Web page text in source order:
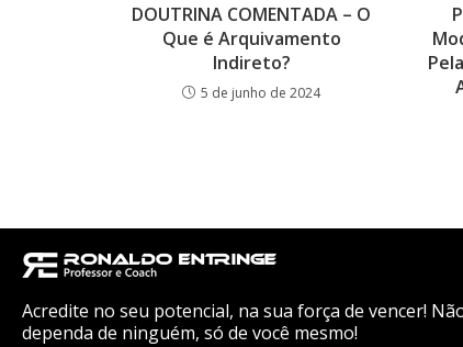
DOUTRINA COMENTADA – O
Que é Arquivamento
Indireto?
5 de junho de 2024
Acredite no seu potencial, na sua força de vencer!
dependa de ninguém, só de você mesmo!